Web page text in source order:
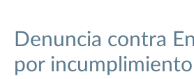
Denuncia contra
por